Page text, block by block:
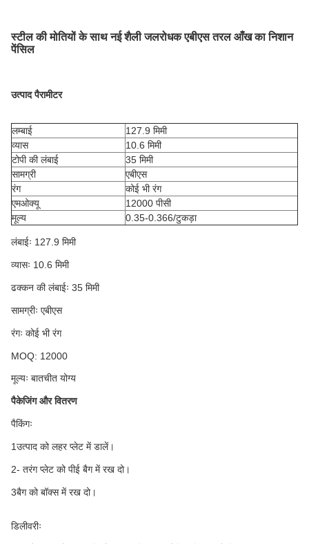
स्टील की मोतियों के साथ नई शैली जलरोधक एबीएस तरल आँख का निशान
पेंसिल
उत्पाद पैरामीटर
लम्बाई
127.9 मिमी
व्यास
10.6 मिमी
टोपी की लंबाई
35 मिमी
सामग्री
एबीएस
रंग
कोई भी रंग
एमओक्यू
12000 पीसी
मूल्य
0.35-0.366/टुकड़ा
लंबाईः 127.9 मिमी
व्यासः 10.6 मिमी
ढक्कन की लंबाईः 35 मिमी
सामग्रीः एबीएस
रंगः कोई भी रंग
MOQ: 12000
मूल्यः बातचीत योग्य
पैकेजिंग और वितरण
पैकिंगः
1उत्पाद को लहर प्लेट में डालें।
2- तरंग प्लेट को पीई बैग में रख दो।
3बैग को बॉक्स में रख दो।
डिलीवरीः